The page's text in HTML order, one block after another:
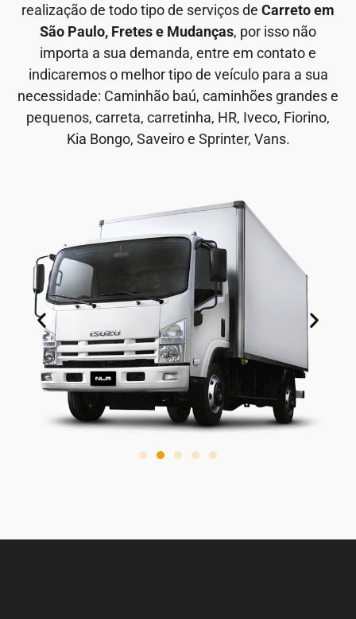
realização de todo tipo de serviços de Carreto em
São Paulo, Fretes e Mudanças, por isso não
importa a sua demanda, entre em contato e
indicaremos o melhor tipo de veículo para a sua
necessidade: Caminhão baú, caminhões grandes e
pequenos, carreta, carretinha, HR, Iveco, Fiorino,
Kia Bongo, Saveiro e Sprinter, Vans.